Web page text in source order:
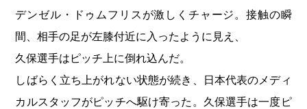
デンゼル・ドゥムフリスが激しくチャージ。接触の瞬
間、相手の足が左膝付近に入ったように見え、
久保選手はピッチ上に倒れ込んだ。
しばらく立ち上がれない状態が続き、日本代表のメディ
カルスタッフがピッチへ駆け寄った。久保選手は一度ピ